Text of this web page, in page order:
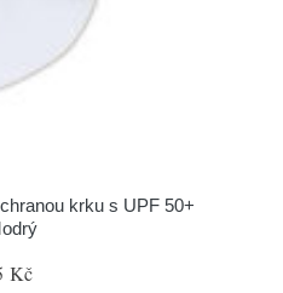
krku s UPF 50+
Kč